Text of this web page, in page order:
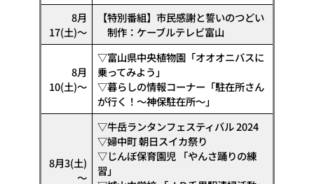
8月
17(土)～
【特別番組】市民感謝と誓いのつどい
制作：ケーブルテレビ富山
8月
10(土)～
▽富山県中央植物園「オオオニバスに
乗ってみよう」
▽暮らしの情報コーナー「駐在所さん
が行く！～神保駐在所～」
8月3(土)
～
▽牛岳ランタンフェスティバル 2024
▽婦中町 朝日スイカ祭り
▽じんぼ保育園児 「やんさ踊りの練
習」